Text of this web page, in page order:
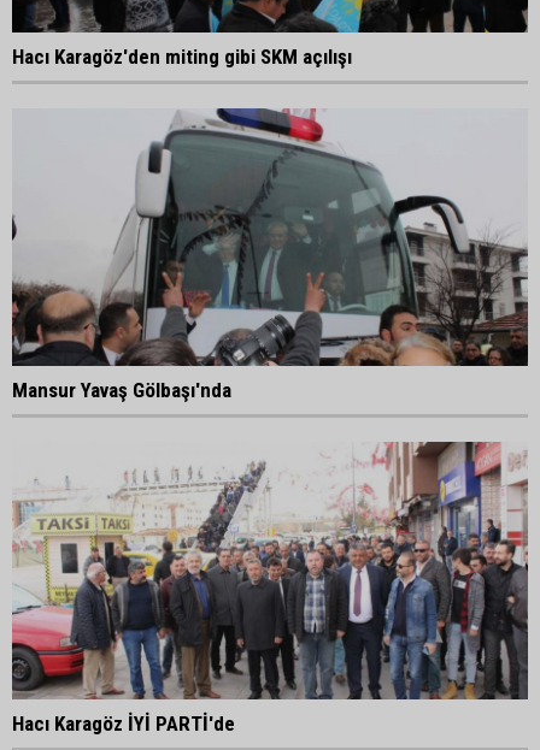
Hacı Karagöz'den miting gibi SKM açılışı
Mansur Yavaş Gölbaşı'nda
Hacı Karagöz İYİ PARTİ'de